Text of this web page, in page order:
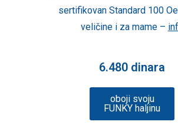
sertifikovan Standard 100
veličine i za mame –
6.480 dinara
oboji svoju
FUNKY haljinu